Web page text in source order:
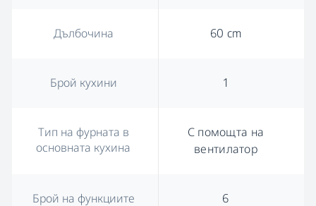
Дълбочина 60 cm
Брой кухини 1
Тип на фурната в
основната кухина
С помощта на
вентилатор
Брой на функциите 6